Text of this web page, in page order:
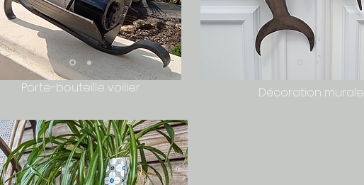
Porte-bouteille voilier Décoration murale